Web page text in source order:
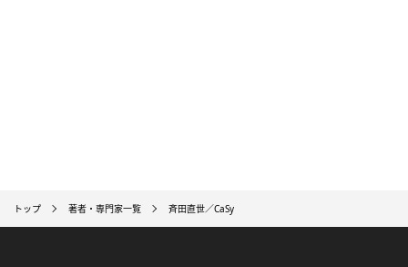
トップ 著者・専門家一覧 斉田直世／CaSy